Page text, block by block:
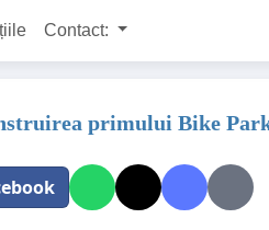
Contact:
primului Bike